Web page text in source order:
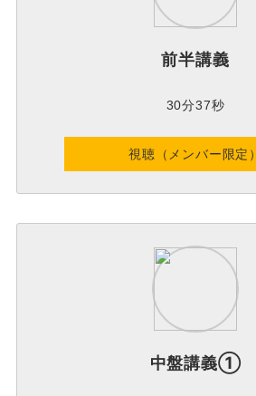
前半講義
30分37秒
視聴（メンバー限定）
中盤講義①